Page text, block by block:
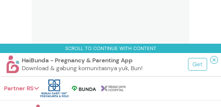
SCROLL TO CONTINUE WITH CONTENT
HaiBunda - Pregnancy & Parenting App
Download & gabung komunitasnya yuk, Bun!
Get
Partner RS